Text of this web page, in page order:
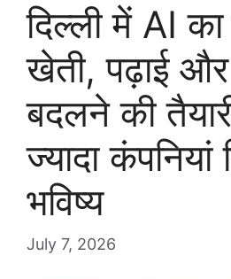
दिल्ली में AI
खेती, पढ़ाई
बदलने की
ज्यादा कंपनियां
भविष्य
July 7, 2026